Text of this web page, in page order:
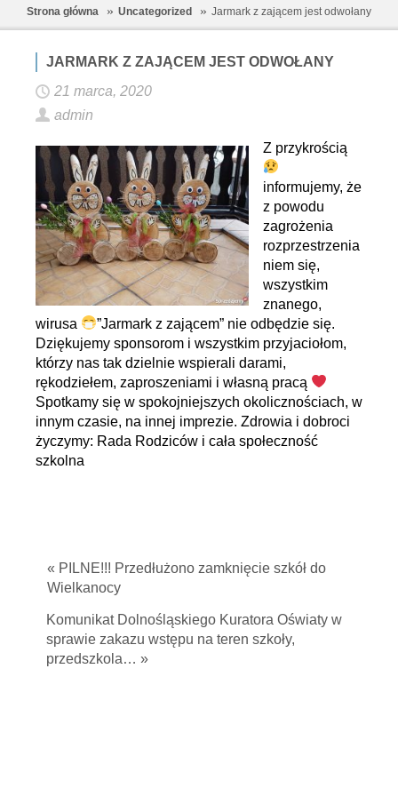
Strona główna Uncategorized Jarmark z zającem jest odwołany
JARMARK Z ZAJĄCEM JEST ODWOŁANY
21 marca, 2020
admin
Z przykrością
informujemy, że
z powodu
zagrożenia
rozprzestrzenia
niem się,
wszystkim
znanego,
wirusa
”Jarmark z zającem” nie odbędzie się.
Dziękujemy sponsorom i wszystkim przyjaciołom,
którzy nas tak dzielnie wspierali darami,
rękodziełem, zaproszeniami i własną pracą
Spotkamy się w spokojniejszych okolicznościach, w
innym czasie, na innej imprezie. Zdrowia i dobroci
życzymy: Rada Rodziców i cała społeczność
szkolna
« PILNE!!! Przedłużono zamknięcie szkół do
Wielkanocy
Komunikat Dolnośląskiego Kuratora Oświaty w
sprawie zakazu wstępu na teren szkoły,
przedszkola… »